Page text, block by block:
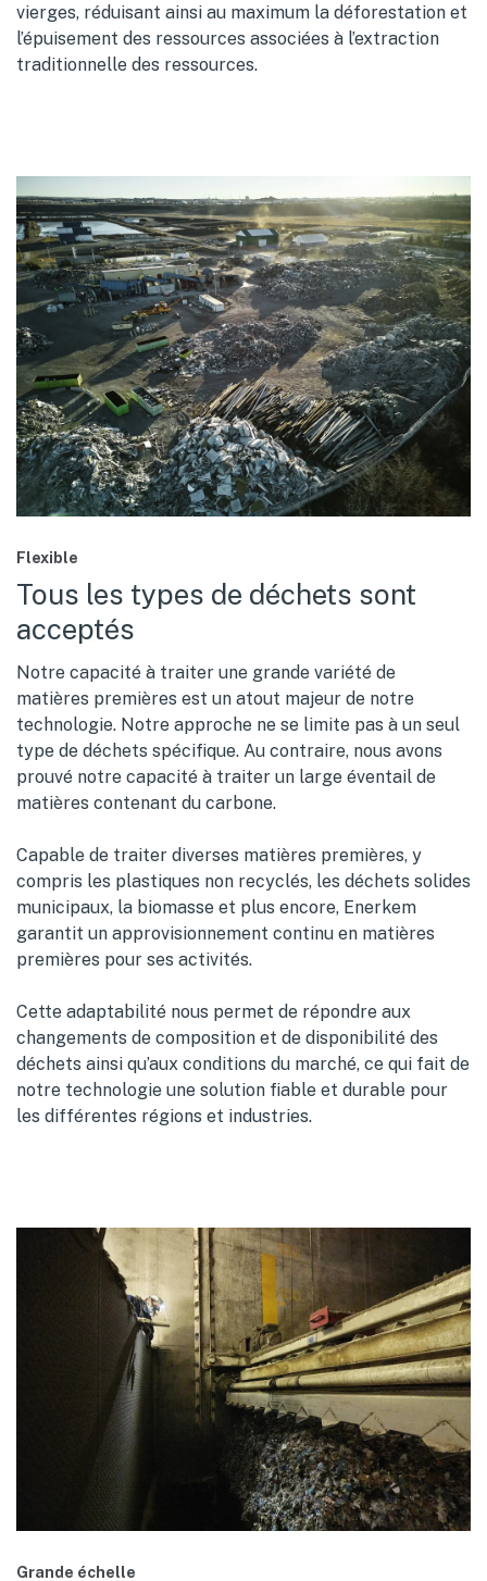
vierges, réduisant ainsi au maximum la déforestation et
l’épuisement des ressources associées à l’extraction
traditionnelle des ressources.
Flexible
Tous les types de déchets sont
acceptés
Notre capacité à traiter une grande variété de
matières premières est un atout majeur de notre
technologie. Notre approche ne se limite pas à un seul
type de déchets spécifique. Au contraire, nous avons
prouvé notre capacité à traiter un large éventail de
matières contenant du carbone.
Capable de traiter diverses matières premières, y
compris les plastiques non recyclés, les déchets solides
municipaux, la biomasse et plus encore, Enerkem
garantit un approvisionnement continu en matières
premières pour ses activités.
Cette adaptabilité nous permet de répondre aux
changements de composition et de disponibilité des
déchets ainsi qu’aux conditions du marché, ce qui fait de
notre technologie une solution fiable et durable pour
les différentes régions et industries.
Grande échelle